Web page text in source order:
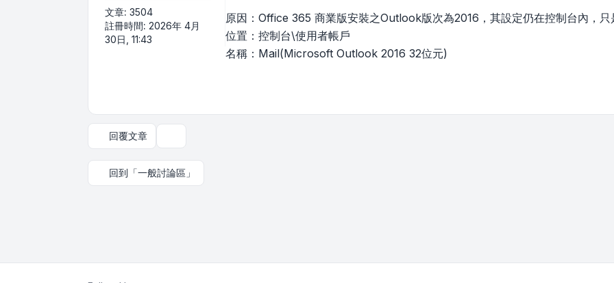
文章: 3504
註冊時間: 2026年 4月
30日, 11:43
原因：Office 365 商業版安裝之Outlook版次為2016，其設定仍在控制台內，只
位置：控制台\使用者帳戶
名稱：Mail(Microsoft Outlook 2016 32位元)
回覆文章
回到「一般討論區」